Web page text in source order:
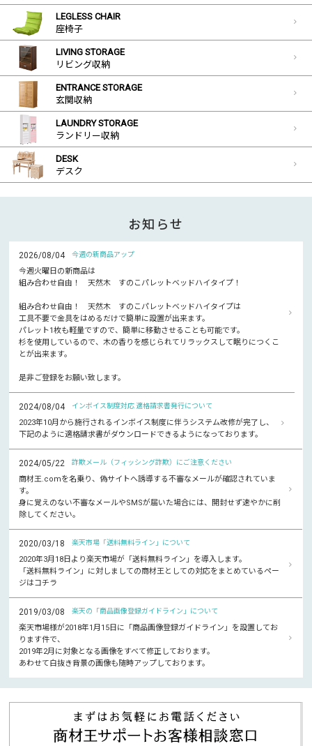
LEGLESS CHAIR
座椅子
LIVING STORAGE
リビング収納
ENTRANCE STORAGE
玄関収納
LAUNDRY STORAGE
ランドリー収納
DESK
デスク
お知らせ
2026/08/04 今週の新商品アップ
今週火曜日の新商品は
組み合わせ自由！ 天然木 すのこパレットベッドハイタイプ！
組み合わせ自由！ 天然木 すのこパレットベッドハイタイプは
工具不要で金具をはめるだけで簡単に設置が出来ます。
パレット1枚も軽量ですので、簡単に移動させることも可能です。
杉を使用しているので、木の香りを感じられてリラックスして眠りにつくこ
とが出来ます。
是非ご登録をお願い致します。
2024/08/04 インボイス制度対応 適格請求書発行について
2023年10月から施行されるインボイス制度に伴うシステム改修が完了し、
下記のように適格請求書がダウンロードできるようになっております。
2024/05/22 詐欺メール（フィッシング詐欺）にご注意ください
商材王.comを名乗り、偽サイトへ誘導する不審なメールが確認されていま
す。
身に覚えのない不審なメールやSMSが届いた場合には、開封せず速やかに削
除してください。
2020/03/18 楽天市場「送料無料ライン」について
2020年3月18日より楽天市場が「送料無料ライン」を導入します。
「送料無料ライン」に対しましての商材王としての対応をまとめているペー
ジはコチラ
2019/03/08 楽天の「商品画像登録ガイドライン」について
楽天市場様が2018年1月15日に「商品画像登録ガイドライン」を設置してお
ります件で、
2019年2月に対象となる画像をすべて修正しております。
あわせて白抜き背景の画像も随時アップしております。